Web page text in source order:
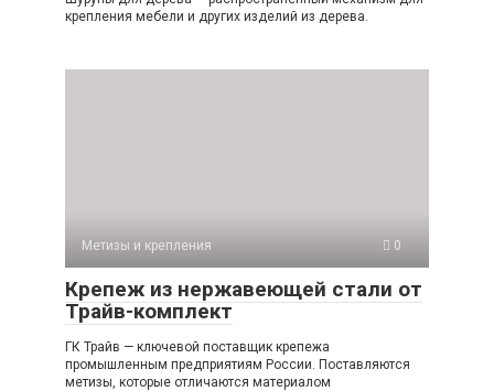
крепления мебели и других изделий из дерева.
Метизы и крепления 0
Крепеж из нержавеющей стали от
Трайв-комплект
ГК Трайв — ключевой поставщик крепежа
промышленным предприятиям России. Поставляются
метизы, которые отличаются материалом